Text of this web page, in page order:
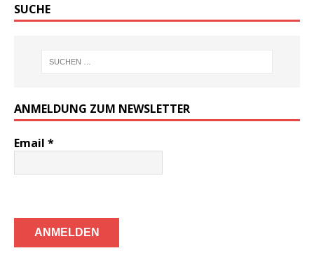
SUCHE
ANMELDUNG ZUM NEWSLETTER
Email *